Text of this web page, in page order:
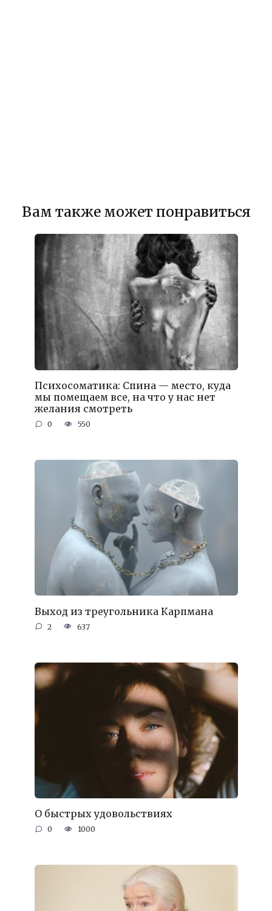
Вам также может понравиться
Психосоматика: Спина — место, куда
мы помещаем все, на что у нас нет
желания смотреть
0 550
Выход из треугольника Карпмана
2 637
О быстрых удовольствиях
0 1000